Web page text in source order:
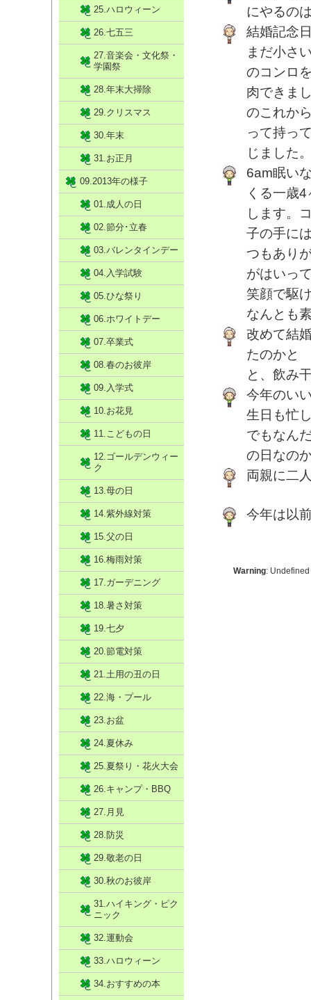
にやるの
結婚記念
まだ小さ
のコンロ
肉できま
のこれか
って持っ
じました
6am眠い
くる一歳
します。
子の手に
つもあり
がはいっ
笑顔で駆
なんとも
改めて結
たのかと
と、飲み
今年のい
生日も忙
でもなん
の日なの
両親に二
今年は以
Warning:
25.ハロウィーン
26.七五三
27.音楽会・文化祭・
学園祭
28.年末大掃除
29.クリスマス
30.年末
31.お正月
09.2013年の様子
01.成人の日
02.節分･立春
03.バレンタインデー
04.入学試験
05.ひな祭り
06.ホワイトデー
07.卒業式
08.春のお彼岸
09.入学式
10.お花見
11.こどもの日
12.ゴールデンウィー
ク
13.母の日
14.紫外線対策
15.父の日
16.梅雨対策
17.ガーデニング
18.暑さ対策
19.七夕
20.節電対策
21.土用の丑の日
22.海・プール
23.お盆
24.夏休み
25.夏祭り・花火大会
26.キャンプ・BBQ
27.月見
28.防災
29.敬老の日
30.秋のお彼岸
31.ハイキング・ピク
ニック
32.運動会
33.ハロウィーン
34.おすすめの本